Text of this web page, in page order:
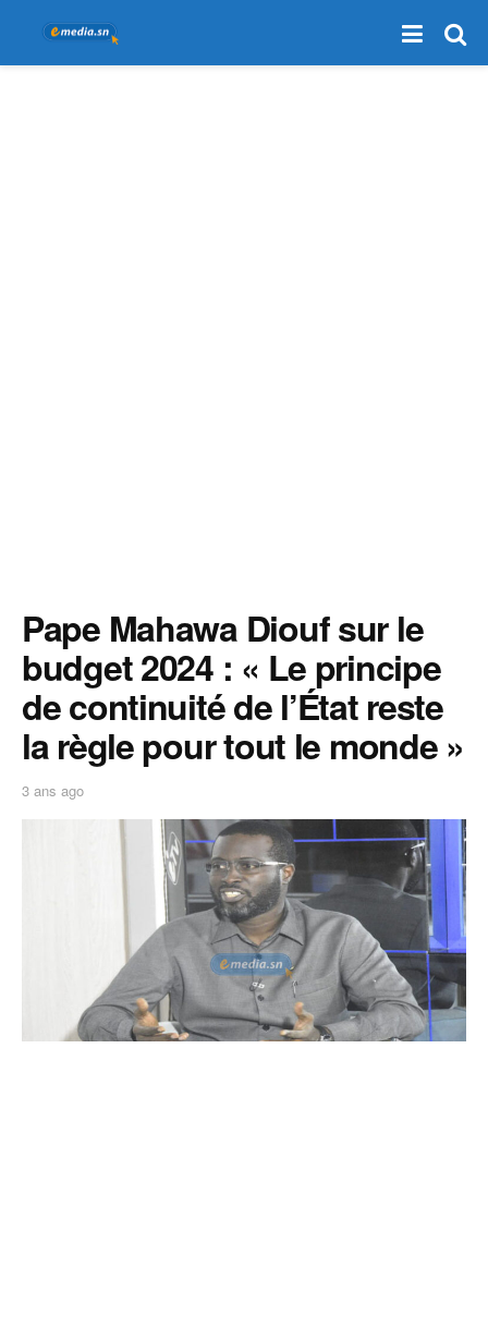
Pape Mahawa Diouf sur le
budget 2024 : « Le principe
de continuité de l’État reste
la règle pour tout le monde »
3 ans ago